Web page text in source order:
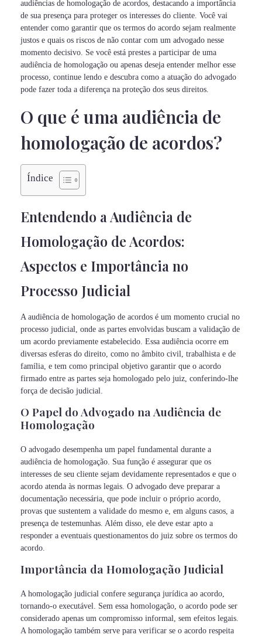
audiências de homologação de acordos, destacando a importância
de sua presença para proteger os interesses do cliente. Você vai
entender como garantir que os termos do acordo sejam realmente
justos e quais os riscos de não contar com um advogado nesse
momento decisivo. Se você está prestes a participar de uma
audiência de homologação ou apenas deseja entender melhor esse
processo, continue lendo e descubra como a atuação do advogado
pode fazer toda a diferença na proteção dos seus direitos.
O que é uma audiência de
homologação de acordos?
Índice
Entendendo a Audiência de
Homologação de Acordos:
Aspectos e Importância no
Processo Judicial
A audiência de homologação de acordos é um momento crucial no
processo judicial, onde as partes envolvidas buscam a validação de
um acordo previamente estabelecido. Essa audiência ocorre em
diversas esferas do direito, como no âmbito civil, trabalhista e de
família, e tem como principal objetivo garantir que o acordo
firmado entre as partes seja homologado pelo juiz, conferindo-lhe
força de decisão judicial.
O Papel do Advogado na Audiência de
Homologação
O advogado desempenha um papel fundamental durante a
audiência de homologação. Sua função é assegurar que os
interesses de seu cliente sejam devidamente representados e que o
acordo atenda às normas legais. O advogado deve preparar a
documentação necessária, que pode incluir o próprio acordo,
provas que sustentem a validade do mesmo e, em alguns casos, a
presença de testemunhas. Além disso, ele deve estar apto a
responder a eventuais questionamentos do juiz sobre os termos do
acordo.
Importância da Homologação Judicial
A homologação judicial confere segurança jurídica ao acordo,
tornando-o executável. Sem essa homologação, o acordo pode ser
considerado apenas um compromisso informal, sem efeitos legais.
A homologação também serve para verificar se o acordo respeita